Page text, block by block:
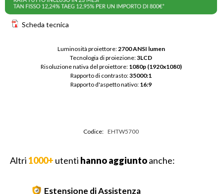
Scheda tecnica
Luminosità proiettore: 2700 ANSI lumen
Tecnologia di proiezione: 3LCD
Risoluzione nativa del proiettore: 1080p (1920x1080)
Rapporto di contrasto: 35000:1
Rapporto d'aspetto nativo: 16:9
Codice: EHTW5700
Altri 1000+ utenti hanno aggiuntoanche:
Estensione di Assistenza